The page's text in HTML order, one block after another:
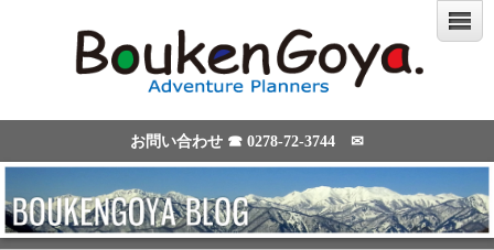
お問い合わせ ☎ 0278-72-3744 ✉